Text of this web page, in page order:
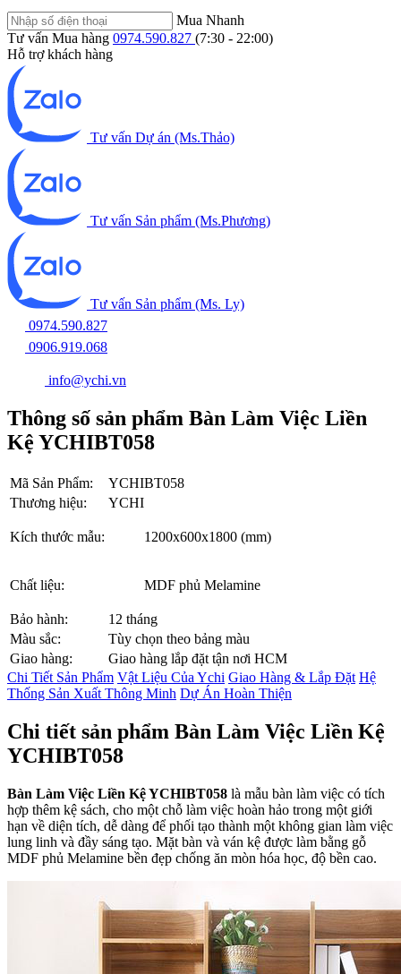
Mua Nhanh
Tư vấn Mua hàng 0974.590.827 (7:30 - 22:00)
Hỗ trợ khách hàng
Tư vấn Dự án (Ms.Thảo)
Tư vấn Sản phẩm (Ms.Phương)
Tư vấn Sản phẩm (Ms. Ly)
0974.590.827
0906.919.068
info@ychi.vn
Thông số sản phẩm Bàn Làm Việc Liền
Kệ YCHIBT058
Mã Sản Phẩm:
YCHIBT058
Thương hiệu:
YCHI
Kích thước mẫu: 1200x600x1800 (mm)
Chất liệu: MDF phủ Melamine
Bảo hành:
12 tháng
Màu sắc:
Tùy chọn theo bảng màu
Giao hàng:
Giao hàng lắp đặt tận nơi HCM
Chi Tiết Sản Phẩm Vật Liệu Của Ychi Giao Hàng & Lắp Đặt Hệ
Thống Sản Xuất Thông Minh Dự Án Hoàn Thiện
Chi tiết sản phẩm Bàn Làm Việc Liền Kệ
YCHIBT058
Bàn Làm Việc Liền Kệ YCHIBT058 là mẫu bàn làm việc có tích
hợp thêm kệ sách, cho một chỗ làm việc hoàn hảo trong một giới
hạn về diện tích, dễ dàng để phối tạo thành một không gian làm việc
lung linh và đầy sáng tạo. Mặt bàn và ván kệ được làm bằng gỗ
MDF phủ Melamine bền đẹp chống ăn mòn hóa học, độ bền cao.